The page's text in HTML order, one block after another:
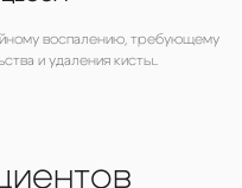
воспалению, требующему
и удаления кисты..